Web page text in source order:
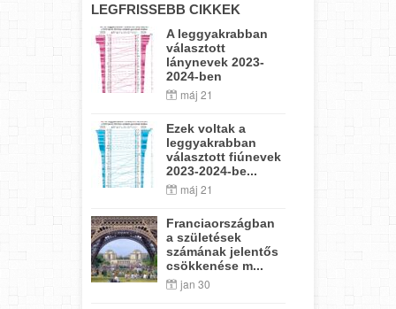
LEGFRISSEBB CIKKEK
A leggyakrabban
választott
lánynevek 2023-
2024-ben
máj 21
Ezek voltak a
leggyakrabban
választott fiúnevek
2023-2024-be...
máj 21
Franciaországban
a születések
számának jelentős
csökkenése m...
jan 30